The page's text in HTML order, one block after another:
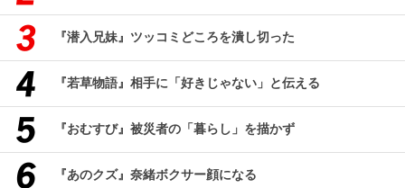
『潜入兄妹』ツッコミどころを潰し切った
『若草物語』相手に「好きじゃない」と伝える
『おむすび』被災者の「暮らし」を描かず
『あのクズ』奈緒ボクサー顔になる